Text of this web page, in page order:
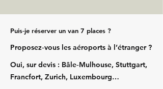
Puis‑je réserver un van 7 places ?
Proposez‑vous les aéroports à l’étranger ?
Oui, sur devis : Bâle‑Mulhouse, Stuttgart,
Francfort, Zurich, Luxembourg…